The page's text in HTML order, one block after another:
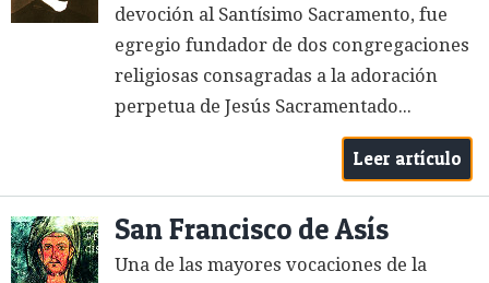
devoción al Santísimo Sacramento, fue
egregio fundador de dos congregaciones
religiosas consagradas a la adoración
perpetua de Jesús Sacramentado...
Leer artículo
San Francisco de Asís
Una de las mayores vocaciones de la